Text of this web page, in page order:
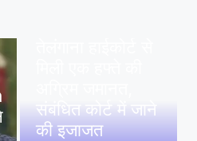
संबंधित कोर्ट में जाने
की इजाजत